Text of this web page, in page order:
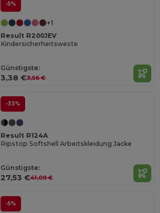
-5%
+1
Result R200JEV
Kindersicherheitsweste
Günstigste:
3,38 €3,56 €
-33%
Result R124A
Ripstop Softshell Arbeitskleidung Jacke
Günstigste:
27,53 €41,09 €
-5%